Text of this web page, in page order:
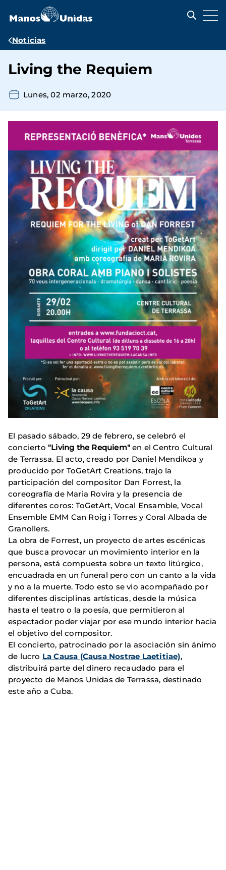
contenido
Ruta
navegación
Noticias
Living the Requiem
Lunes, 02 marzo, 2020
El pasado sábado, 29 de febrero, se celebró el
concierto "Living the Requiem" en el Centro Cultural
de Terrassa. El acto, creado por Daniel Mendikoa y
producido por ToGetArt Creations, trajo la
participación del compositor Dan Forrest, la
coreografía de Maria Rovira y la presencia de
diferentes coros: ToGetArt, Vocal Ensamble, Vocal
Ensemble EMM Can Roig i Torres y Coral Albada de
Granollers.
La obra de Forrest, un proyecto de artes escénicas
que busca provocar un movimiento interior en la
persona, está compuesta sobre un texto litúrgico,
encuadrada en un funeral pero con un canto a la vida
y no a la muerte. Todo esto se vio acompañado por
diferentes disciplinas artísticas, desde la música
hasta el teatro o la poesía, que permitieron al
espectador poder viajar por ese mundo interior hacia
el objetivo del compositor.
El concierto, patrocinado por la asociación sin ánimo
de lucro La Causa (Causa Nostrae Laetitiae),
distribuirá parte del dinero recaudado para el
proyecto de Manos Unidas de Terrassa, destinado
este año a Cuba.